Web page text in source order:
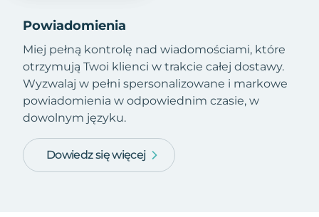
Powiadomienia
Miej pełną kontrolę nad wiadomościami, które
otrzymują Twoi klienci w trakcie całej dostawy.
Wyzwalaj w pełni spersonalizowane i markowe
powiadomienia w odpowiednim czasie, w
dowolnym języku.
Dowiedz się więcej